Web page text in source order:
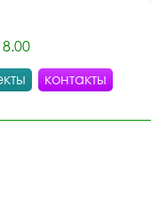
контакты